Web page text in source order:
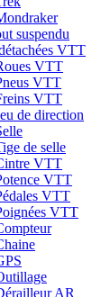
suspendu
VTT
VTT
VTT
VTT
de direction
de selle
VTT
VTT
VTT
VTT
AR